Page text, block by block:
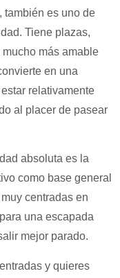
también es uno de
Tiene plazas,
más amable
en una
relativamente
al placer de pasear
absoluta es la
como base general
centradas en
una escapada
mejor parado.
y quieres